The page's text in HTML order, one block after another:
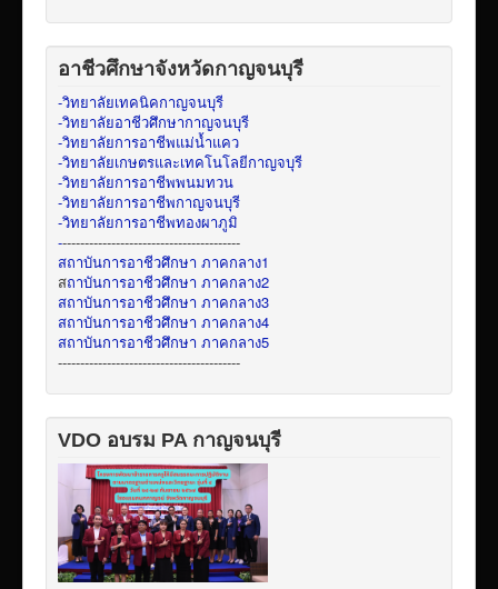
อาชีวศึกษาจังหวัดกาญจนบุรี
-วิทยาลัยเทคนิคกาญจนบุรี
-วิทยาลัยอาชีวศึกษากาญจนบุรี
-วิทยาลัยการอาชีพแม่น้ำแคว
-วิทยาลัยเกษตรและเทคโนโลยีกาญจบุรี
-วิทยาลัยการอาชีพพนมทวน
-วิทยาลัยการอาชีพกาญจนบุรี
-วิทยาลัยการอาชีพทองผาภูมิ
-----------------------------------------
สถาบันการอาชีวศึกษา ภาคกลาง1
สถาบันการอาชีวศึกษา ภาคกลาง2
สถาบันการอาชีวศึกษา ภาคกลาง3
สถาบันการอาชีวศึกษา ภาคกลาง4
สถาบันการอาชีวศึกษา ภาคกลาง5
-----------------------------------------
VDO อบรม PA กาญจนบุรี